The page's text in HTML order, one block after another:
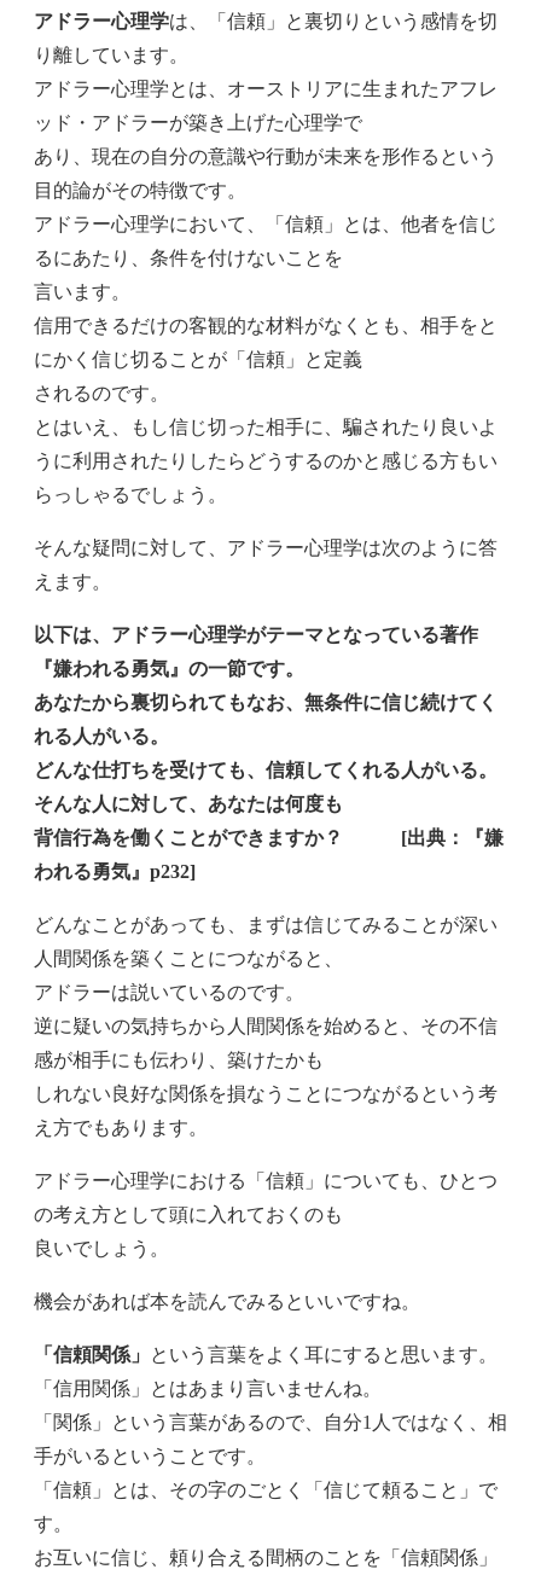
アドラー心理学は、「信頼」と裏切りという感情を切
り離しています。
アドラー心理学とは、オーストリアに生まれたアフレ
ッド・アドラーが築き上げた心理学で
あり、現在の自分の意識や行動が未来を形作るという
目的論がその特徴です。
アドラー心理学において、「信頼」とは、他者を信じ
るにあたり、条件を付けないことを
言います。
信用できるだけの客観的な材料がなくとも、相手をと
にかく信じ切ることが「信頼」と定義
されるのです。
とはいえ、もし信じ切った相手に、騙されたり良いよ
うに利用されたりしたらどうするのかと感じる方もい
らっしゃるでしょう。
そんな疑問に対して、アドラー心理学は次のように答
えます。
以下は、アドラー心理学がテーマとなっている著作
『嫌われる勇気』の一節です。
あなたから裏切られてもなお、無条件に信じ続けてく
れる人がいる。
どんな仕打ちを受けても、信頼してくれる人がいる。
そんな人に対して、あなたは何度も
背信行為を働くことができますか？ [出典：『嫌
われる勇気』p232]
どんなことがあっても、まずは信じてみることが深い
人間関係を築くことにつながると、
アドラーは説いているのです。
逆に疑いの気持ちから人間関係を始めると、その不信
感が相手にも伝わり、築けたかも
しれない良好な関係を損なうことにつながるという考
え方でもあります。
アドラー心理学における「信頼」についても、ひとつ
の考え方として頭に入れておくのも
良いでしょう。
機会があれば本を読んでみるといいですね。
「信頼関係」
という言葉をよく耳にすると思います。
「信用関係」とはあまり言いませんね。
「関係」という言葉があるので、自分1人ではなく、相
手がいるということです。
「信頼」とは、その字のごとく「信じて頼ること」で
す。
お互いに信じ、頼り合える間柄のことを「信頼関係」